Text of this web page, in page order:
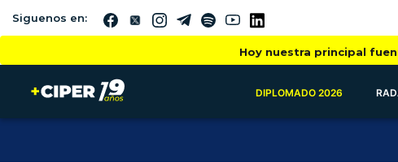
Siguenos en:
Hoy nuestra principal
DIPLOMADO 2026